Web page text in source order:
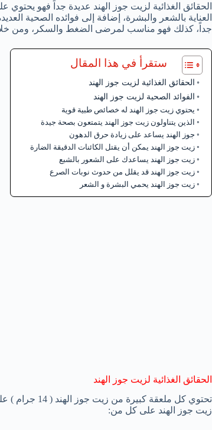
الحقائق الغذائية لزيت جوز الهند عديدة جداً فهو يحتوي
العناية بالشعر والبشرة، إضافة إلى فوائده الصحية
جداً، كذلك فهو مناسب لمرضى الضغط والسكر، ومن خلال
ستقرأ في هذا المقال
الحقائق الغذائية لزيت جوز الهند
الفوائد الصحية لزيت جوز الهند
يحتوي زيت جوز الهند له خصائص طبية قوية
الذين يتناولون زيت جوز الهند يتمتعون بصحة جيدة
جوز الهند يساعد على زيادة حرق الدهون
زيت جوز الهند يمكن أن يقتل الكائنات الدقيقة الضارة
زيت جوز الهند يساعدك على الشعور بالشبع
زيت جوز الهند قد يقلل من حدوث نوبات الصرع
زيت جوز الهند يحمي البشرة و الشعر
الحقائق الغذائية لزيت جوز الهند
زيت جوز الهند على كل من: